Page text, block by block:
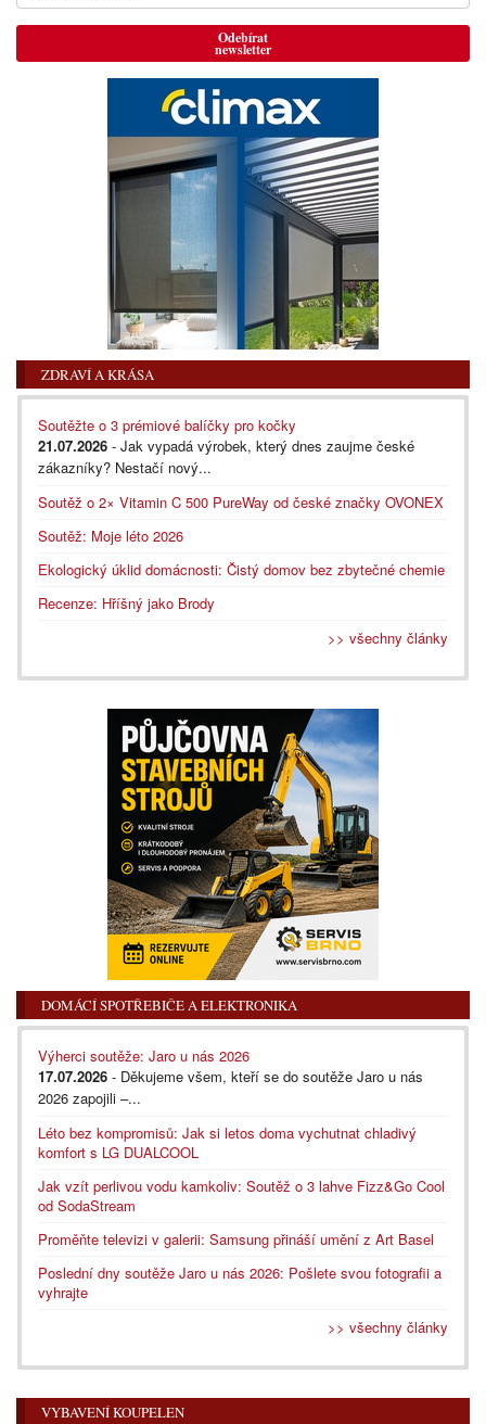
Odebírat
newsletter
ZDRAVÍ A KRÁSA
Soutěžte o 3 prémiové balíčky pro kočky
21.07.2026 - Jak vypadá výrobek, který dnes zaujme české
zákazníky? Nestačí nový...
Soutěž o 2× Vitamin C 500 PureWay od české značky OVONEX
Soutěž: Moje léto 2026
Ekologický úklid domácnosti: Čistý domov bez zbytečné chemie
Recenze: Hříšný jako Brody
>> všechny články
DOMÁCÍ SPOTŘEBIČE A ELEKTRONIKA
Výherci soutěže: Jaro u nás 2026
17.07.2026 - Děkujeme všem, kteří se do soutěže Jaro u nás
2026 zapojili –...
Léto bez kompromisů: Jak si letos doma vychutnat chladivý
komfort s LG DUALCOOL
Jak vzít perlivou vodu kamkoliv: Soutěž o 3 lahve Fizz&Go Cool
od SodaStream
Proměňte televizi v galerii: Samsung přináší umění z Art Basel
Poslední dny soutěže Jaro u nás 2026: Pošlete svou fotografii a
vyhrajte
>> všechny články
VYBAVENÍ KOUPELEN